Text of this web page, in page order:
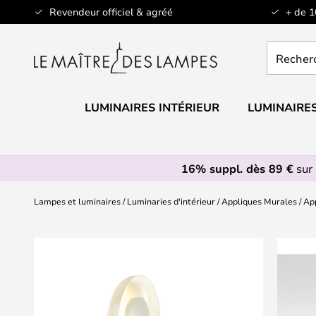
Revendeur officiel & agréé + de
Allez
au
un
LUMINAIRES INTÉRIEUR
16% suppl. dès 89 €sur
Lampes et luminaires Luminaries d'intérieur Appliques Murales